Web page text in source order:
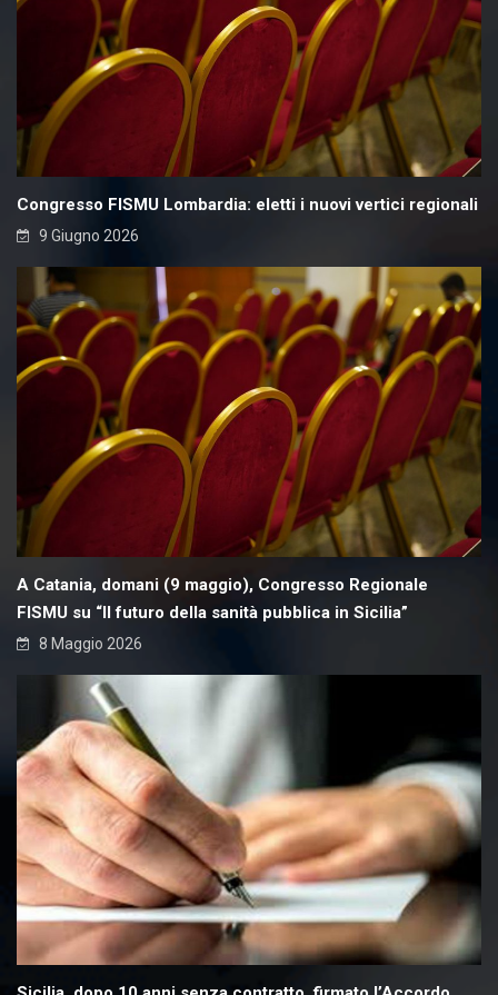
Congresso FISMU Lombardia: eletti i nuovi vertici regionali
9 Giugno 2026
A Catania, domani (9 maggio), Congresso Regionale
FISMU su “Il futuro della sanità pubblica in Sicilia”
8 Maggio 2026